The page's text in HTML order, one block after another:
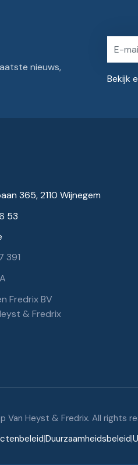
nieuws,
Bekijk
365, 2110 Wijnegem
53
391
Fredrix BV
& Fredrix
Van Heyst & Fredrix. All rights
|Duurzaamheidsbeleid|